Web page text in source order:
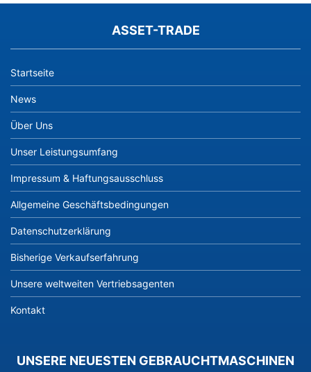
ASSET-TRADE
Startseite
News
Über Uns
Unser Leistungsumfang
Impressum & Haftungsausschluss
Allgemeine Geschäftsbedingungen
Datenschutzerklärung
Bisherige Verkaufserfahrung
Unsere weltweiten Vertriebsagenten
Kontakt
UNSERE NEUESTEN GEBRAUCHTMASCHINEN